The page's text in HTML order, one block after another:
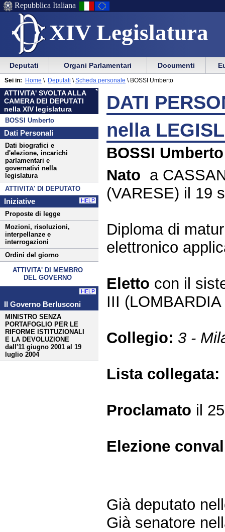
XIV Legislatura
Menu
di
ausilio
alla
navigazione
Vai
Menu
di
navigazione
principale
Repubblica Italiana
Menu
di
navigazione
principale
Vai
menu
di
sezione
Deputati Organi Parlamentari Documenti
ATTIVITA' SVOLTA ALLA
CAMERA DEI DEPUTATI
nella XIV legislatura
BOSSI Umberto
Dati Personali
Dati biografici e
d'elezione, incarichi
parlamentari e
governativi nella
legislatura
ATTIVITA' DI DEPUTATO
Iniziative HELP
Proposte di legge
Mozioni, risoluzioni,
interpellanze e
interrogazioni
Ordini del giorno
ATTIVITA' DI MEMBRO
DEL GOVERNO
HELP
II Governo Berlusconi
MINISTRO SENZA
PORTAFOGLIO PER LE
RIFORME ISTITUZIONALI
E LA DEVOLUZIONE
dall'11 giugno 2001 al 19
luglio 2004
Sei in: Home \ Deputati \ Scheda personale \ BOSSI Umberto
DATI
nella
BOSSI Umberto
Nato a
(VARESE) il 19
Diploma di
elettronico
Eletto con il
III (LOMBARDIA
Collegio: 3 -
Lista collegata:
Proclamato il
Elezione
Già deputato
Già senatore